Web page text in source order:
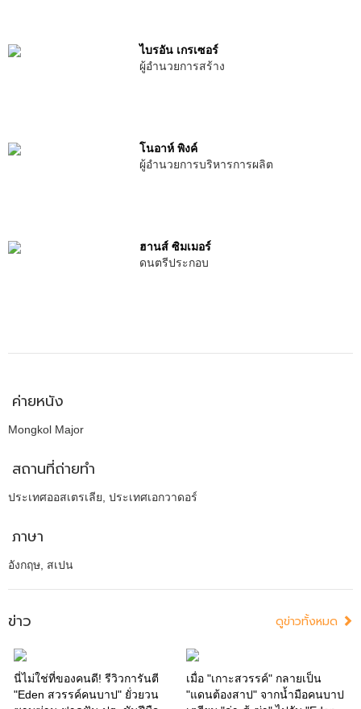
ไบรอัน เกรเซอร์
ผู้อำนวยการสร้าง
โนอาห์ พิงค์
ผู้อำนวยการบริหารการผลิต
ฮานส์ ซิมเมอร์
ดนตรีประกอบ
ค่ายหนัง
Mongkol Major
สถานที่ถ่ายทำ
ประเทศออสเตรเลีย, ประเทศเอกวาดอร์
ภาษา
อังกฤษ, สเปน